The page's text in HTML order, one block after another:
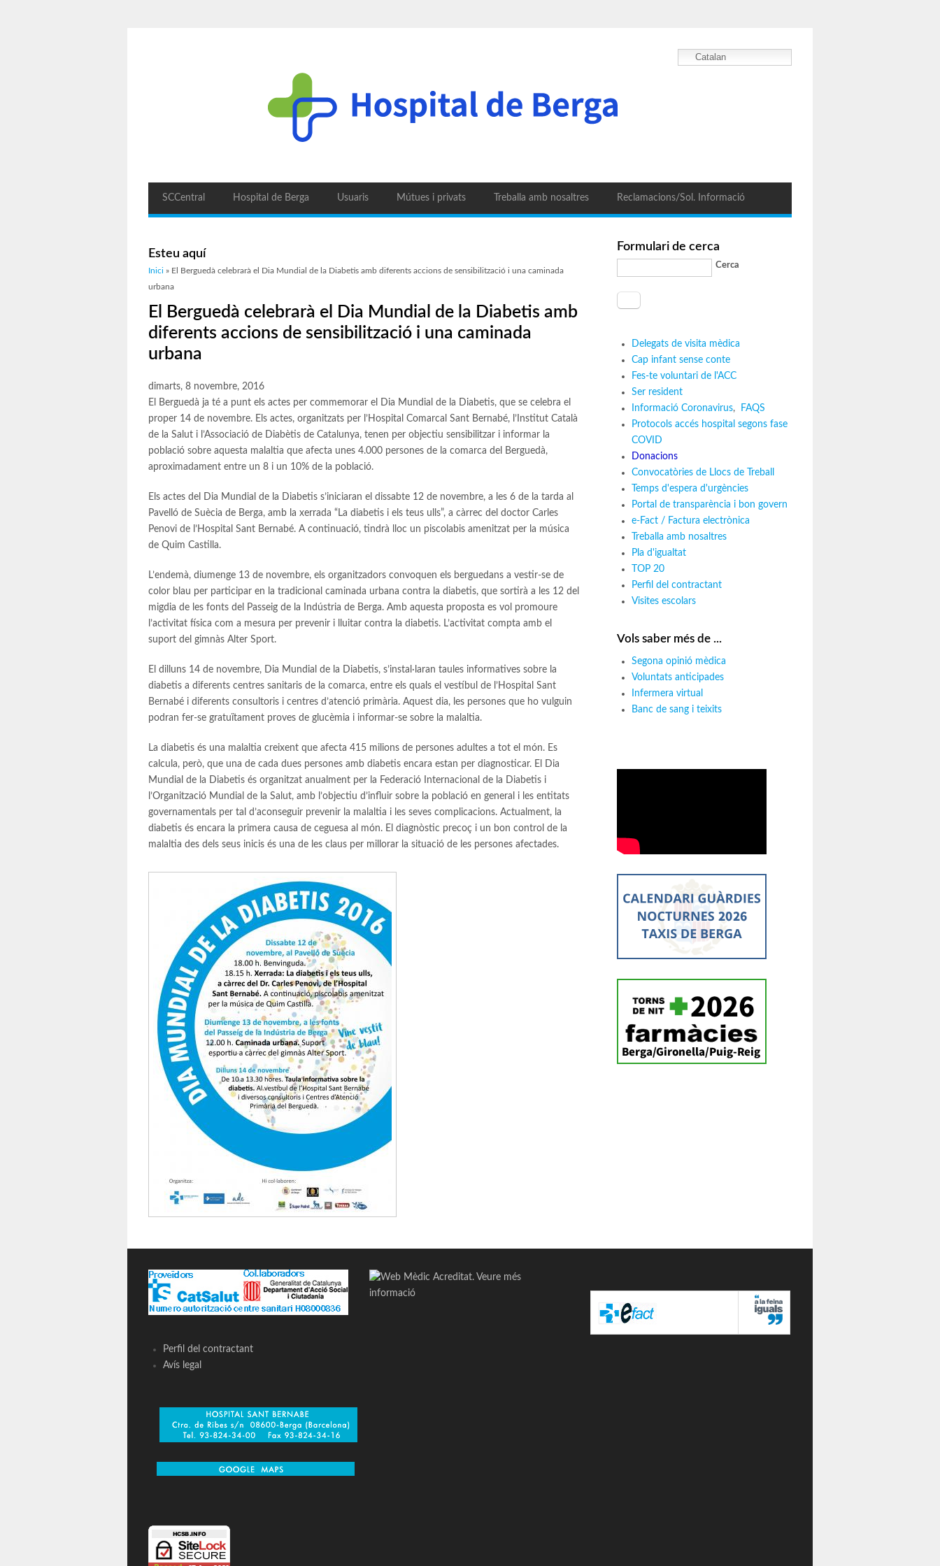
Catalan
SCCentral Hospital de Berga Usuaris Mútues i privats Treballa amb nosaltres Reclamacions/Sol. Informació
Esteu aquí
Inici » El Berguedà celebrarà el Dia Mundial de la Diabetis amb diferents accions de sensibilització i una caminada
urbana
El Berguedà celebrarà el Dia Mundial de la Diabetis amb
diferents accions de sensibilització i una caminada
urbana
dimarts, 8 novembre, 2016
El Berguedà ja té a punt els actes per commemorar el Dia Mundial de la Diabetis, que se celebra el
proper 14 de novembre. Els actes, organitzats per l’Hospital Comarcal Sant Bernabé, l’Institut Català
de la Salut i l’Associació de Diabètis de Catalunya, tenen per objectiu sensibilitzar i informar la
població sobre aquesta malaltia que afecta unes 4.000 persones de la comarca del Berguedà,
aproximadament entre un 8 i un 10% de la població.
Els actes del Dia Mundial de la Diabetis s’iniciaran el dissabte 12 de novembre, a les 6 de la tarda al
Pavelló de Suècia de Berga, amb la xerrada “La diabetis i els teus ulls”, a càrrec del doctor Carles
Penovi de l’Hospital Sant Bernabé. A continuació, tindrà lloc un piscolabis amenitzat per la música
de Quim Castilla.
L’endemà, diumenge 13 de novembre, els organitzadors convoquen els berguedans a vestir-se de
color blau per participar en la tradicional caminada urbana contra la diabetis, que sortirà a les 12 del
migdia de les fonts del Passeig de la Indústria de Berga. Amb aquesta proposta es vol promoure
l’activitat física com a mesura per prevenir i lluitar contra la diabetis. L’activitat compta amb el
suport del gimnàs Alter Sport.
El dilluns 14 de novembre, Dia Mundial de la Diabetis, s’instal·laran taules informatives sobre la
diabetis a diferents centres sanitaris de la comarca, entre els quals el vestíbul de l’Hospital Sant
Bernabé i diferents consultoris i centres d’atenció primària. Aquest dia, les persones que ho vulguin
podran fer-se gratuïtament proves de glucèmia i informar-se sobre la malaltia.
La diabetis és una malaltia creixent que afecta 415 milions de persones adultes a tot el món. Es
calcula, però, que una de cada dues persones amb diabetis encara estan per diagnosticar. El Dia
Mundial de la Diabetis és organitzat anualment per la Federació Internacional de la Diabetis i
l’Organització Mundial de la Salut, amb l’objectiu d’influir sobre la població en general i les entitats
governamentals per tal d’aconseguir prevenir la malaltia i les seves complicacions. Actualment, la
diabetis és encara la primera causa de ceguesa al món. El diagnòstic precoç i un bon control de la
malaltia des dels seus inicis és una de les claus per millorar la situació de les persones afectades.
Formulari de cerca
Cerca
Delegats de visita mèdica
Cap infant sense conte
Fes-te voluntari de l'ACC
Ser resident
Informació Coronavirus,
FAQS
Protocols accés hospital segons fase
COVID
Donacions
Convocatòries de Llocs de Treball
Temps d'espera d'urgències
Portal de transparència i bon govern
e-Fact / Factura electrònica
Treballa amb nosaltres
Pla d'igualtat
TOP 20
Perfil del contractant
Visites escolars
Vols saber més de ...
Segona opinió mèdica
Voluntats anticipades
Infermera virtual
Banc de sang i teixits
Perfil del contractant
Avís legal